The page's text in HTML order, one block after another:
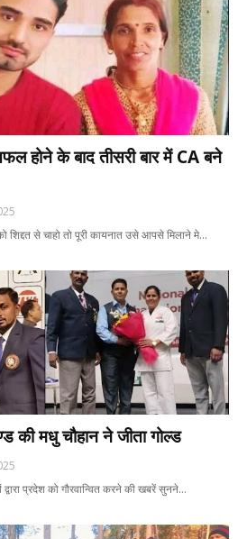
होने के बाद तीसरी बार में CA बने
शिद्दत से चाहो तो पूरी कायनात उसे आपसे मिलाने मे…
की मधु चौहान ने जीता गोल्ड
द्वारा प्रदेश को गौरवान्वित करने की खबरें सुनने…